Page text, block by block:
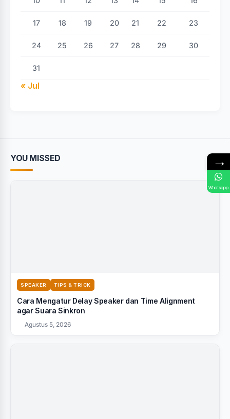
17 18 19 20 21 22 23
24 25 26 27 28 29 30
31
« Jul
YOU MISSED
SPEAKER TIPS & TRICK
Cara Mengatur Delay Speaker dan Time Alignment
agar Suara Sinkron
Agustus 5, 2026
→
Whatsapp